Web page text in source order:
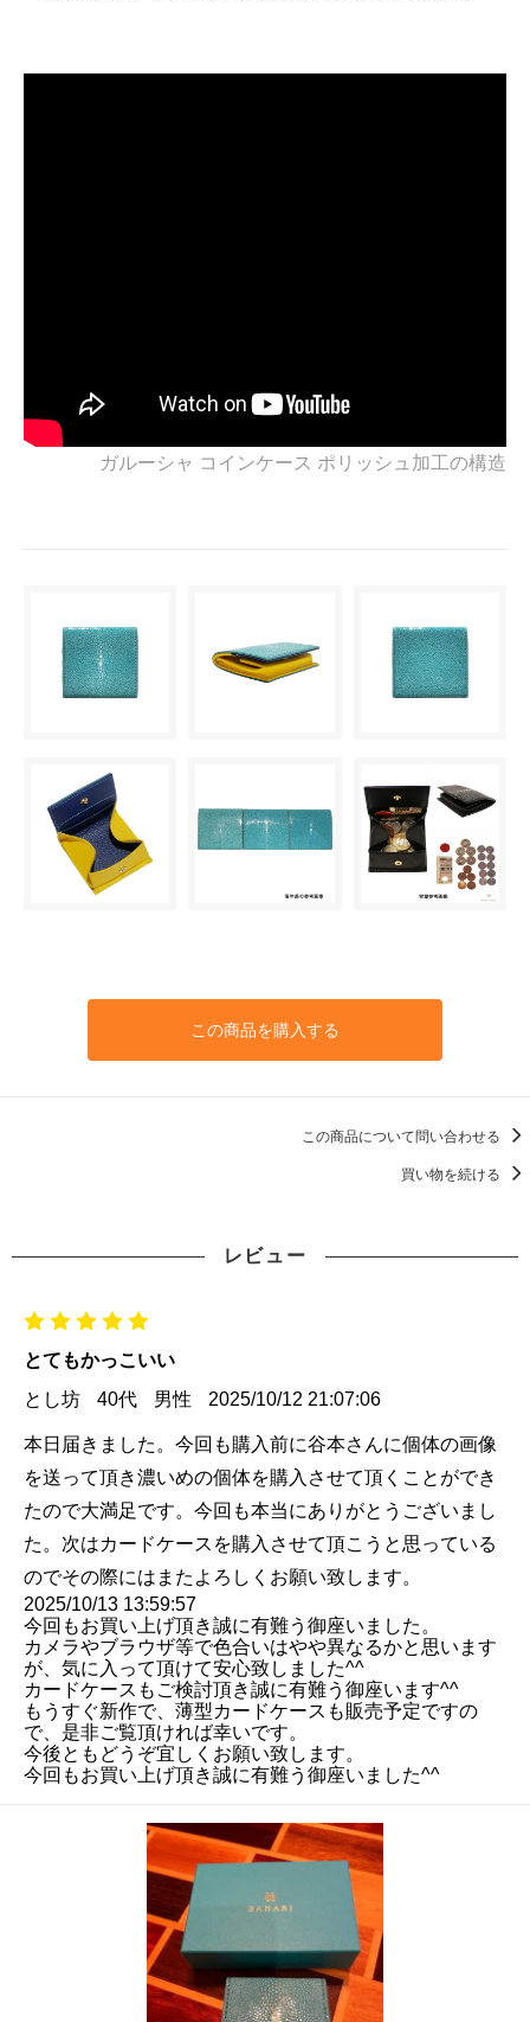
ガルーシャ コインケース ポリッシュ加工の構造
この商品を購入する
この商品について問い合わせる
買い物を続ける
レビュー
とてもかっこいい
とし坊
40代 男性 2025/10/12 21:07:06
本日届きました。今回も購入前に谷本さんに個体の画像
を送って頂き濃いめの個体を購入させて頂くことができ
たので大満足です。今回も本当にありがとうございまし
た。次はカードケースを購入させて頂こうと思っている
のでその際にはまたよろしくお願い致します。
2025/10/13 13:59:57
今回もお買い上げ頂き誠に有難う御座いました。
カメラやブラウザ等で色合いはやや異なるかと思います
が、気に入って頂けて安心致しました^^
カードケースもご検討頂き誠に有難う御座います^^
もうすぐ新作で、薄型カードケースも販売予定ですの
で、是非ご覧頂ければ幸いです。
今後ともどうぞ宜しくお願い致します。
今回もお買い上げ頂き誠に有難う御座いました^^